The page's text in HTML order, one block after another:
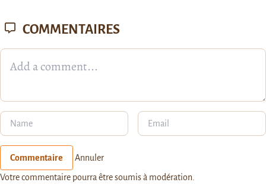
COMMENTAIRES
Commentaire Annuler
Votre commentaire pourra être soumis à modération.